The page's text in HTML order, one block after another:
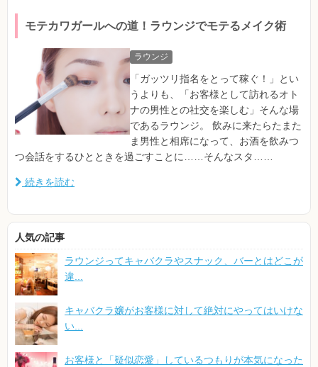
モテカワガールへの道！ラウンジでモテるメイク術
ラウンジ
「ガッツリ指名をとって稼ぐ！」とい
うよりも、「お客様として訪れるオト
ナの男性との社交を楽しむ」そんな場
であるラウンジ。 飲みに来たらたまた
ま男性と相席になって、お酒を飲みつ
つ会話をするひとときを過ごすことに……そんなスタ……
続きを読む
人気の記事
ラウンジってキャバクラやスナック、バーとはどこが
違...
キャバクラ嬢がお客様に対して絶対にやってはいけな
い...
お客様と「疑似恋愛」しているつもりが本気になった